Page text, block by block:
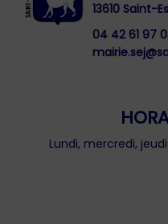
13610 Saint-
04 42 61 97
Lundi, mercredi,